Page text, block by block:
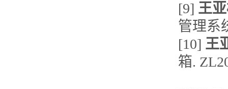
[9] 王
管理系
[10] 王
箱.